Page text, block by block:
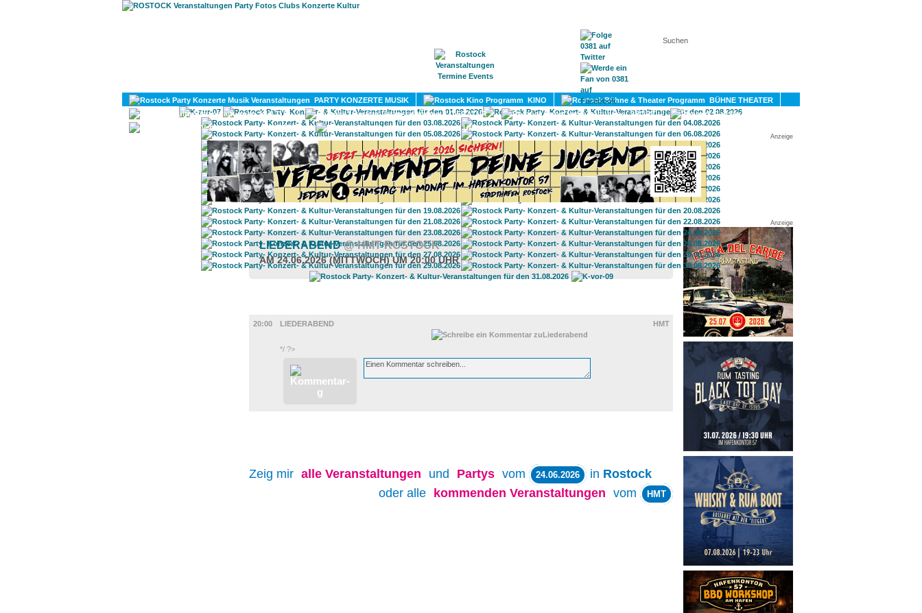
KONTAKT
PARTY KONZERTE MUSIK KINO
BÜHNE THEATER
KULTUR
LITERATUR SPORT
DIVERSES
UMLAND
Anzeige
Anzeige
LIEDERABEND@ HMT ROSTOCK
AM 24.06.2026 (MITTWOCH) UM 20:00 UHR
20:00
LIEDERABEND HMT
*/ ?>
Zeig mir alle Veranstaltungen und Partys vom 24.06.2026 in Rostock
oder alle
kommenden Veranstaltungen vom HMT